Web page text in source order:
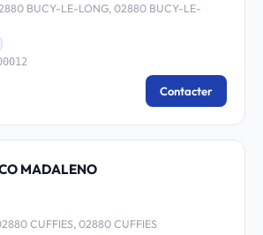
BUCY-LE-LONG, 02880 BUCY-LE-
Contacter
MADALENO
CUFFIES, 02880 CUFFIES